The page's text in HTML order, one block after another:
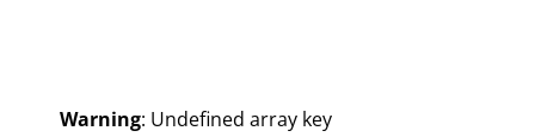
Warning: Undefined array key